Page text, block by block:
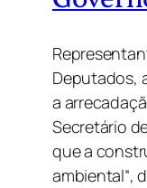
Deputados,
a
Secretário
que a
ambiental“,